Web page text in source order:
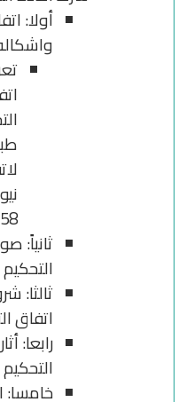
أولا:
ثانياً:
التحكيم
ثالثا:
اتفاق
رابعا:
التحكيم
خامسا: